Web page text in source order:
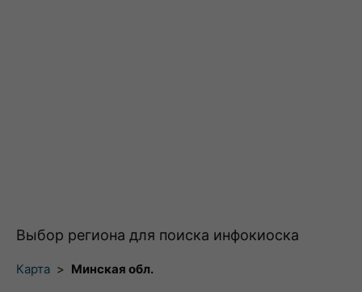
Выбор региона для поиска инфокиоска
Карта > Минская обл.